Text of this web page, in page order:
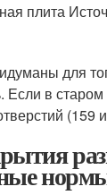
плита
для
Если в